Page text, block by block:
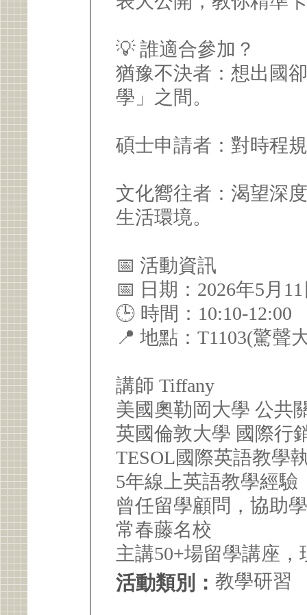
💡 誰適合參加？
猶豫不決者：想出國
學」之間。
碩士申請者：對時程
文化嚮往者：渴望深
生活環境。
📅 活動資訊
📅 日期：2026年5月
🕒 時間：10:10-12:00
📍 地點：T1103(驚聲
講師 Tiffany
美國奧勒岡大學 公共
英國倫敦大學 國際行
TESOL國際英語教學
5年線上英語教學經驗
曾任留學顧問，協助
常春藤名校
主講50+場留學講座
活動類別： 教學研習